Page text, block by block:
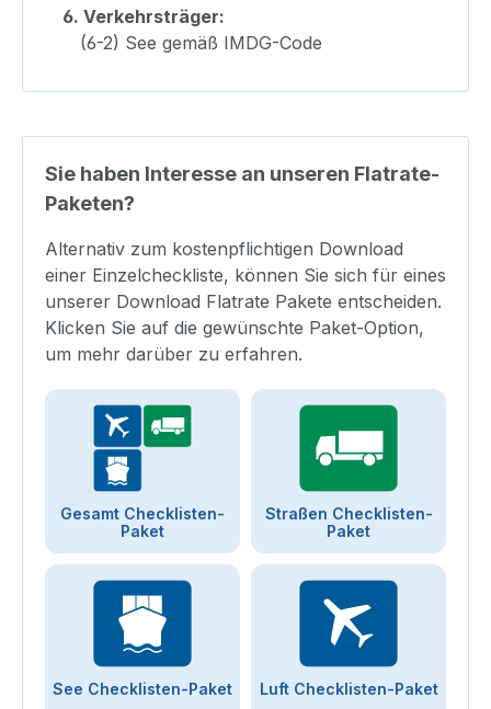
6. Verkehrsträger:
(6-2) See gemäß IMDG-Code
Sie haben Interesse an unseren Flatrate-
Paketen?
Alternativ zum kostenpflichtigen Download
einer Einzelcheckliste, können Sie sich für eines
unserer Download Flatrate Pakete entscheiden.
Klicken Sie auf die gewünschte Paket-Option,
um mehr darüber zu erfahren.
Gesamt Checklisten-
Paket
Straßen Checklisten-
Paket
See Checklisten-Paket Luft Checklisten-Paket